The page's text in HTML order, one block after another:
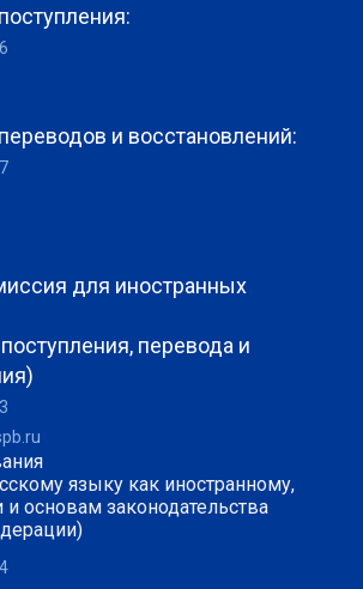
и восстановлений:
для иностранных
перевода и
языку как иностранному,
и основам законодательства